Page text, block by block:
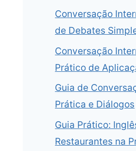
Conversação
de Debates
Conversação
Prático de
Guia de
Prática e Diálogos
Guia Prático:
Restaurantes na